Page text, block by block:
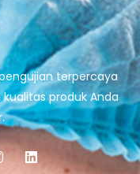
terpercaya
produk Anda